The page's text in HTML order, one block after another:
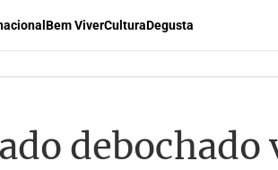
Bem ViverCulturaDegusta
debochado